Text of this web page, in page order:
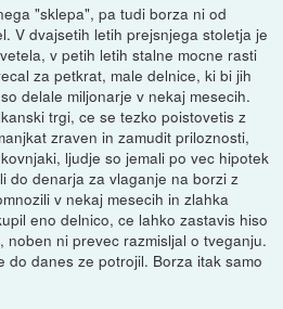
"sklepa", pa tudi borza ni od
V dvajsetih letih prejsnjega stoletja je
v petih letih stalne mocne rasti
za petkrat, male delnice, ki bi jih
delale miljonarje v nekaj mesecih.
trgi, ce se tezko poistovetis z
zraven in zamudit priloznosti,
ljudje so jemali po vec hipotek
do denarja za vlaganje na borzi z
v nekaj mesecih in zlahka
eno delnico, ce lahko zastavis hiso
noben ni prevec razmisljal o tveganju.
do danes ze potrojil. Borza itak samo